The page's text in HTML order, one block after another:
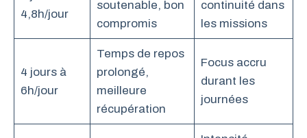
4,8h/jour
soutenable, bon
compromis
continuité dans
les missions
4 jours à
6h/jour
Temps de repos
prolongé,
meilleure
récupération
Focus accru
durant les
journées